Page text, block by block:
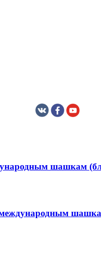
шашкам
международным